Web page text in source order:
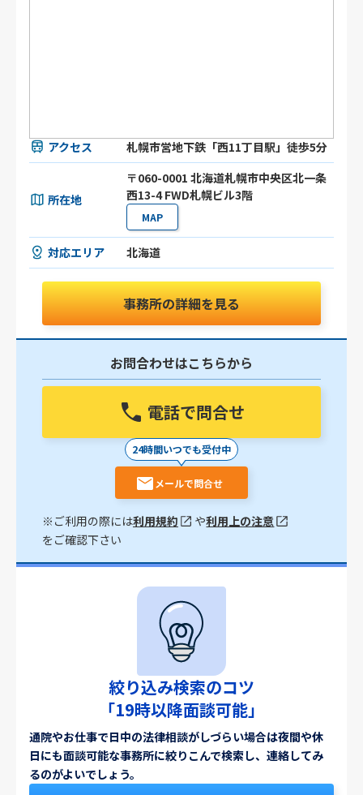
アクセス 札幌市営地下鉄「西11丁目駅」徒歩5分
所在地
〒060-0001 北海道札幌市中央区北一条
西13-4 FWD札幌ビル3階
MAP
対応エリア 北海道
事務所の詳細を見る
お問合わせはこちらから
電話で問合せ
24時間いつでも受付中
メールで問合せ
※ご利用の際には利用規約 や利用上の注意
をご確認下さい
絞り込み検索のコツ
「19時以降面談可能」
通院やお仕事で日中の法律相談がしづらい場合は夜間や休
日にも面談可能な事務所に絞りこんで検索し、連絡してみ
るのがよいでしょう。